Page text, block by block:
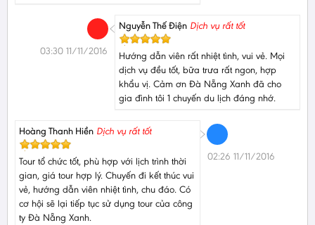
Nguyễn Thế Điện Dịch vụ rất tốt
Hướng dẫn viên rất nhiệt tình, vui vẻ. Mọi
dịch vụ đều tốt, bữa trưa rất ngon, hợp
khẩu vị. Cảm ơn Đà Nẵng Xanh đã cho
gia đình tôi 1 chuyến du lịch đáng nhớ.
03:30 11/11/2016
Hoàng Thanh Hiền Dịch vụ rất tốt
Tour tổ chức tốt, phù hợp với lịch trình thời
gian, giá tour hợp lý. Chuyến đi kết thúc vui
vẻ, hướng dẫn viên nhiệt tình, chu đáo. Có
cơ hội sẽ lại tiếp tục sử dụng tour của công
ty Đà Nẵng Xanh.
02:26 11/11/2016